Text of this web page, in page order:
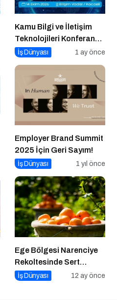
Kamu Bilgi ve İletişim
Teknolojileri Konferansı
2026 İçin Geri Sayım!
İş Dünyası 1 ay önce
Employer Brand Summit
2025 İçin Geri Sayım!
İş Dünyası 1 yıl önce
Ege Bölgesi Narenciye
Rekoltesinde Sert
Düşüş: Üretim Yüzde 34
İş Dünyası 12 ay önce